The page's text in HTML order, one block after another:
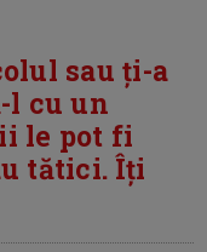
sau ți-a
l cu un
le pot fi
tătici. Îți